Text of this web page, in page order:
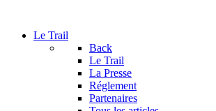
Le Trail
Back
Le Trail
La Presse
Réglement
Partenaires